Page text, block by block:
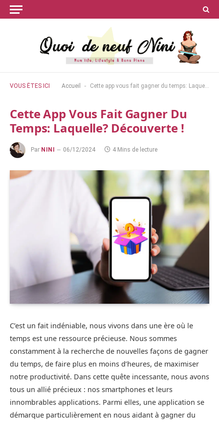
VOUS ÊTES ICI Accueil - Cette app vous fait gagner du temps: Laquelle? Découverte !
Cette App Vous Fait Gagner Du
Temps: Laquelle? Découverte !
Par NINI 06/12/2024 4 Mins de lecture
C’est un fait indéniable, nous vivons dans une ère où le
temps est une ressource précieuse. Nous sommes
constamment à la recherche de nouvelles façons de gagner
du temps, de faire plus en moins d’heures, de maximiser
notre productivité. Dans cette quête incessante, nous avons
tous un allié précieux : nos smartphones et leurs
innombrables applications. Parmi elles, une application se
démarque particulièrement en nous aidant à gagner du